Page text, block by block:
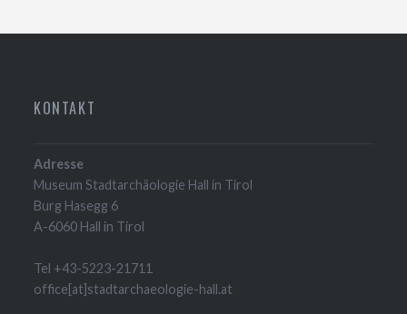
KONTAKT
Adresse
Museum Stadtarchäologie Hall in Tirol
Burg Hasegg 6
A-6060 Hall in Tirol
Tel +43-5223-21711
office[at]stadtarchaeologie-hall.at